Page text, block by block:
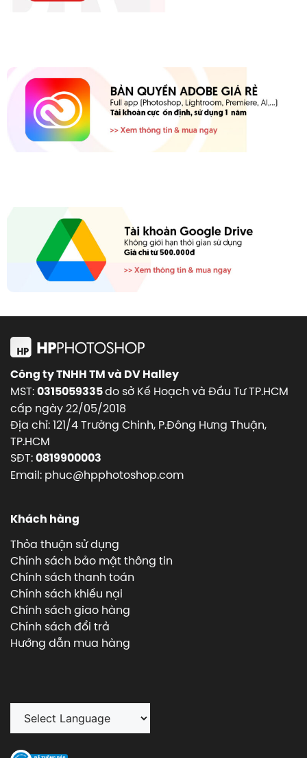
Công ty TNHH TM và DV Halley
MST:0315059335do sở Kế Hoạch và Đầu Tư TP.HCM
cấp ngày 22/05/2018
Địa chỉ: 121/4 Trường Chinh, P.Đông Hưng Thuận,
TP.HCM
SĐT:0819900003
Email: phuc@hpphotoshop.com
Khách hàng
Thỏa thuận sử dụng
Chính sách bảo mật thông tin
Chính sách thanh toán
Chính sách khiếu nại
Chính sách giao hàng
Chính sách đổi trả
Hướng dẫn mua hàng